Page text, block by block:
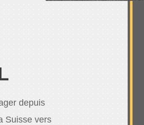
depuis
Suisse vers